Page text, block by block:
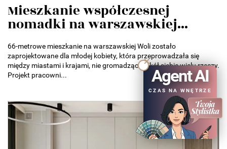
Mieszkanie współczesnej
nomadki na warszawskiej...
66-metrowe mieszkanie na warszawskiej Woli zostało
zaprojektowane dla młodej kobiety, która przeprowadzała się
między miastami i krajami, nie gromadząc wokół siebie wielu rzeczy.
Projekt pracowni...
Agent AI
CZAS NA WNĘTRZE